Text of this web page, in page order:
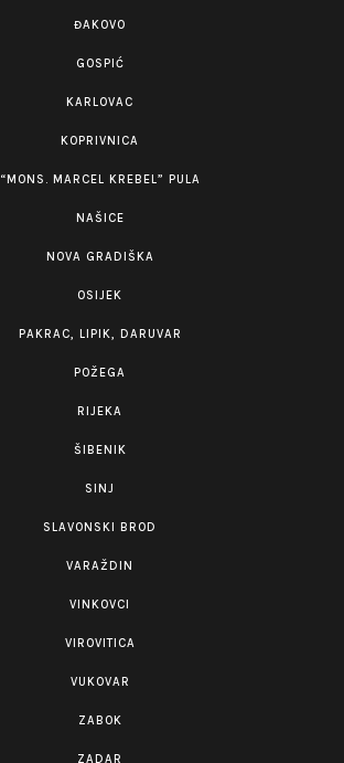
ĐAKOVO
GOSPIĆ
KARLOVAC
KOPRIVNICA
“MONS. MARCEL KREBEL” PULA
NAŠICE
NOVA GRADIŠKA
OSIJEK
PAKRAC, LIPIK, DARUVAR
POŽEGA
RIJEKA
ŠIBENIK
SINJ
SLAVONSKI BROD
VARAŽDIN
VINKOVCI
VIROVITICA
VUKOVAR
ZABOK
ZADAR